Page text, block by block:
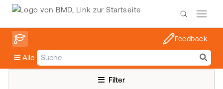
Alle
Feedback
Filter